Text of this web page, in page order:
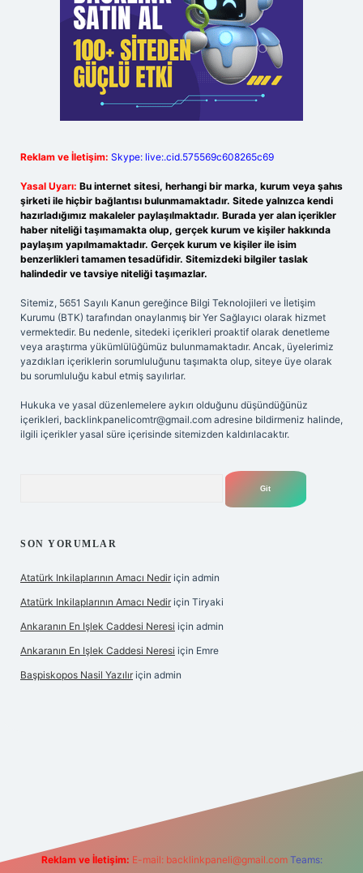
Reklam ve İletişim: Skype: live:.cid.575569c608265c69
Yasal Uyarı: Bu internet sitesi, herhangi bir marka, kurum veya şahıs
şirketi ile hiçbir bağlantısı bulunmamaktadır. Sitede yalnızca kendi
hazırladığımız makaleler paylaşılmaktadır. Burada yer alan içerikler
haber niteliği taşımamakta olup, gerçek kurum ve kişiler hakkında
paylaşım yapılmamaktadır. Gerçek kurum ve kişiler ile isim
benzerlikleri tamamen tesadüfidir. Sitemizdeki bilgiler taslak
halindedir ve tavsiye niteliği taşımazlar.
Sitemiz, 5651 Sayılı Kanun gereğince Bilgi Teknolojileri ve İletişim
Kurumu (BTK) tarafından onaylanmış bir Yer Sağlayıcı olarak hizmet
vermektedir. Bu nedenle, sitedeki içerikleri proaktif olarak denetleme
veya araştırma yükümlülüğümüz bulunmamaktadır. Ancak, üyelerimiz
yazdıkları içeriklerin sorumluluğunu taşımakta olup, siteye üye olarak
bu sorumluluğu kabul etmiş sayılırlar.
Hukuka ve yasal düzenlemelere aykırı olduğunu düşündüğünüz
içerikleri, backlinkpanelicomtr@gmail.com adresine bildirmeniz halinde,
ilgili içerikler yasal süre içerisinde sitemizden kaldırılacaktır.
SON YORUMLAR
Atatürk Inkilaplarının Amacı Nedir için admin
Atatürk Inkilaplarının Amacı Nedir için Tiryaki
Ankaranın En Işlek Caddesi Neresi için admin
Ankaranın En Işlek Caddesi Neresi için Emre
Başpiskopos Nasil Yazılır için admin
Reklam ve İletişim: E-mail: backlinkpaneli@gmail.com Teams: